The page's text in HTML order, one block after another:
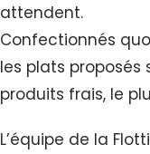
attendent.
Confectionnés
les plats
produits frais, le
L’équipe de la